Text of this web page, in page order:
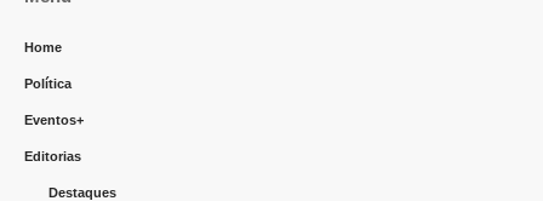
Home
Política
Eventos+
Editorias
Destaques